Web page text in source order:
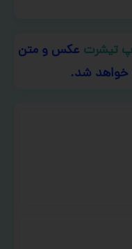
تیشرت عکس و متن
خواهد شد.